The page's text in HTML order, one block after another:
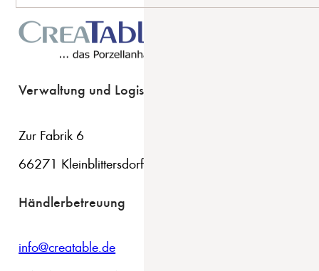
Verwaltung und Logistik
Zur Fabrik 6
66271 Kleinblittersdorf
Händlerbetreuung
info@creatable.de